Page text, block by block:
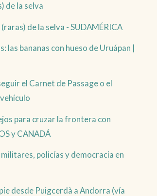
de la selva
de la selva - SUDAMÉRICA
las bananas con hueso de Uruápan |
el Carnet de Passage o el
para cruzar la frontera con
y CANADÁ
policías y democracia en
desde Puigcerdà a Andorra (vía